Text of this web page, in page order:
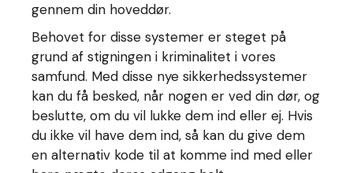
gennem din hoveddør.
Behovet for disse systemer er steget på
grund af stigningen i kriminalitet i vores
samfund. Med disse nye sikkerhedssystemer
kan du få besked, når nogen er ved din dør, og
beslutte, om du vil lukke dem ind eller ej. Hvis
du ikke vil have dem ind, så kan du give dem
en alternativ kode til at komme ind med eller